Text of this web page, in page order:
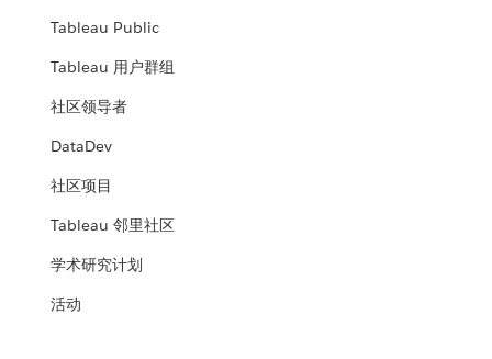
Tableau Public
Tableau 用户群组
社区领导者
DataDev
社区项目
Tableau 邻里社区
学术研究计划
活动